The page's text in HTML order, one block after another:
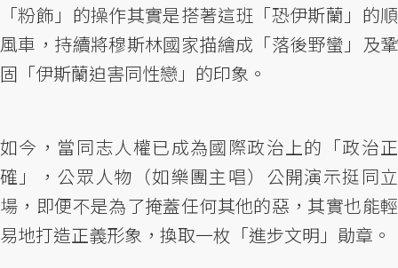
「粉飾」的操作其實是搭著這班「恐伊斯蘭」的順
風車，持續將穆斯林國家描繪成「落後野蠻」及鞏
固「伊斯蘭迫害同性戀」的印象。
如今，當同志人權已成為國際政治上的「政治正
確」，公眾人物（如樂團主唱）公開演示挺同立
場，即便不是為了掩蓋任何其他的惡，其實也能輕
易地打造正義形象，換取一枚「進步文明」勛章。